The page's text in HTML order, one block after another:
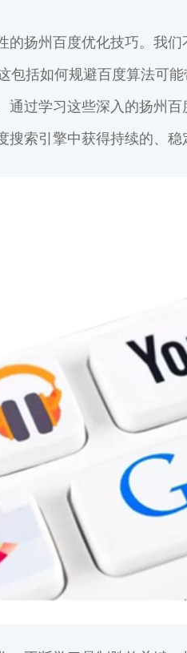
的扬州百度优化技巧。我
包括如何规避百度算法可
通过学习这些深入的扬州
索引擎中获得持续的、稳